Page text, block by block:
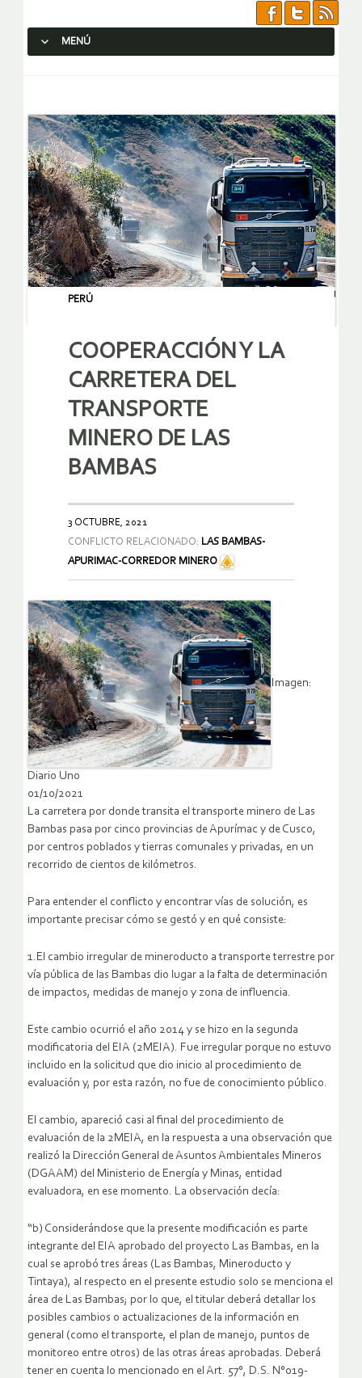
MENÚ
PERÚ
COOPERACCIÓN Y LA
CARRETERA DEL
TRANSPORTE
MINERO DE LAS
BAMBAS
3 OCTUBRE, 2021
CONFLICTO RELACIONADO: LAS BAMBAS-
APURIMAC-CORREDOR MINERO
Imagen:
Diario Uno
01/10/2021
La carretera por donde transita el transporte minero de Las
Bambas pasa por cinco provincias de Apurímac y de Cusco,
por centros poblados y tierras comunales y privadas, en un
recorrido de cientos de kilómetros.
Para entender el conflicto y encontrar vías de solución, es
importante precisar cómo se gestó y en qué consiste:
1.El cambio irregular de mineroducto a transporte terrestre por
vía pública de las Bambas dio lugar a la falta de determinación
de impactos, medidas de manejo y zona de influencia.
Este cambio ocurrió el año 2014 y se hizo en la segunda
modificatoria del EIA (2MEIA). Fue irregular porque no estuvo
incluido en la solicitud que dio inicio al procedimiento de
evaluación y, por esta razón, no fue de conocimiento público.
El cambio, apareció casi al final del procedimiento de
evaluación de la 2MEIA, en la respuesta a una observación que
realizó la Dirección General de Asuntos Ambientales Mineros
(DGAAM) del Ministerio de Energía y Minas, entidad
evaluadora, en ese momento. La observación decía:
“b) Considerándose que la presente modificación es parte
integrante del EIA aprobado del proyecto Las Bambas, en la
cual se aprobó tres áreas (Las Bambas, Mineroducto y
Tintaya), al respecto en el presente estudio solo se menciona el
área de Las Bambas; por lo que, el titular deberá detallar los
posibles cambios o actualizaciones de la información en
general (como el transporte, el plan de manejo, puntos de
monitoreo entre otros) de las otras áreas aprobadas. Deberá
tener en cuenta lo mencionado en el Art. 57°, D.S. N°019-